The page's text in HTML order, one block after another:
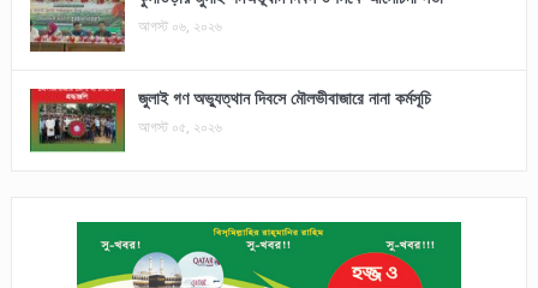
আগস্ট ০৬, ২০২৬
জুলাই গণ অভ্যুত্থান দিবসে মৌলভীবাজারে নানা কর্মসূচি
আগস্ট ০৫, ২০২৬